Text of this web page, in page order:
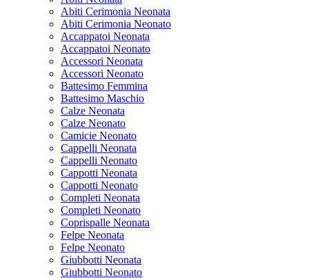
Abiti Cerimonia Neonata
Abiti Cerimonia Neonato
Accappatoi Neonata
Accappatoi Neonato
Accessori Neonata
Accessori Neonato
Battesimo Femmina
Battesimo Maschio
Calze Neonata
Calze Neonato
Camicie Neonato
Cappelli Neonata
Cappelli Neonato
Cappotti Neonata
Cappotti Neonato
Completi Neonata
Completi Neonato
Coprispalle Neonata
Felpe Neonata
Felpe Neonato
Giubbotti Neonata
Giubbotti Neonato